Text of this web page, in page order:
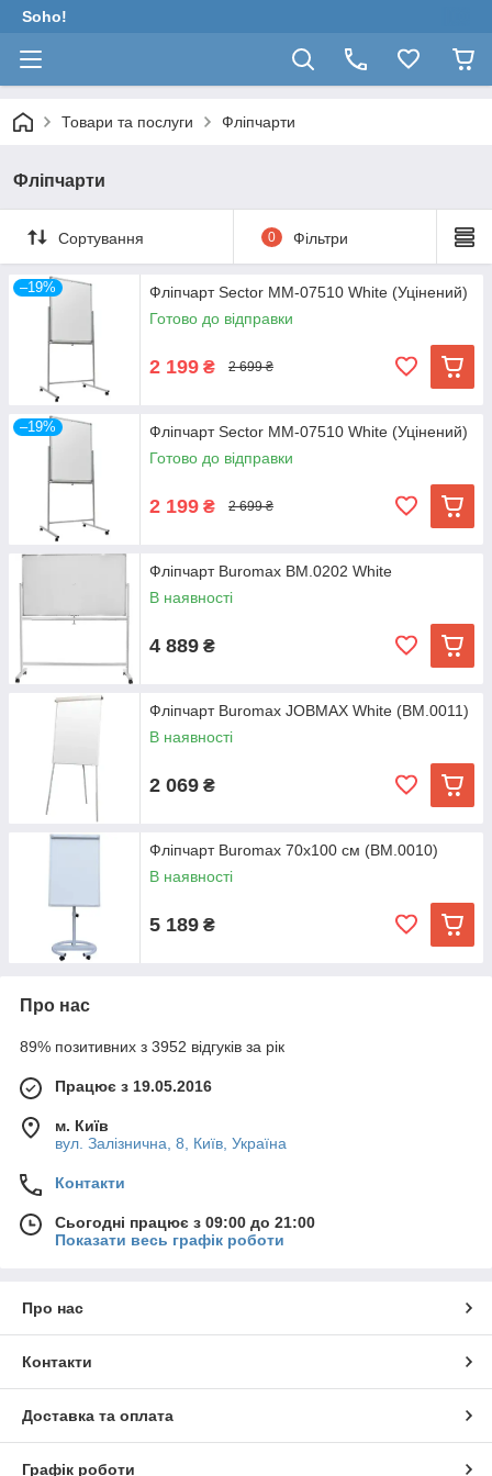
Soho!
Товари та послуги Фліпчарти
Фліпчарти
Сортування 0 Фільтри
–19%
Фліпчарт Sector MМ-07510 White (Уцінений)
Готово до відправки
2 199 ₴ 2 699 ₴
–19%
Фліпчарт Sector MМ-07510 White (Уцінений)
Готово до відправки
2 199 ₴ 2 699 ₴
Фліпчарт Buromax BM.0202 White
В наявності
4 889 ₴
Фліпчарт Buromax JOBMAX White (BM.0011)
В наявності
2 069 ₴
Фліпчарт Buromax 70х100 см (BM.0010)
В наявності
5 189 ₴
Про нас
89% позитивних з 3952 відгуків за рік
Працює з 19.05.2016
м. Київ
вул. Залізнична, 8, Київ, Україна
Контакти
Сьогодні працює з 09:00 до 21:00
Показати весь графік роботи
Про нас
Контакти
Доставка та оплата
Графік роботи